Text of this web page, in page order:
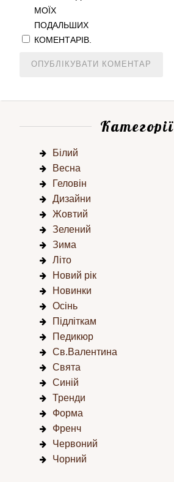
МОЇХ
ПОДАЛЬШИХ
КОМЕНТАРІВ.
Категорії
Білий
Весна
Геловін
Дизайни
Жовтий
Зелений
Зима
Літо
Новий рік
Новинки
Осінь
Підліткам
Педикюр
Св.Валентина
Свята
Синій
Тренди
Форма
Френч
Червоний
Чорний